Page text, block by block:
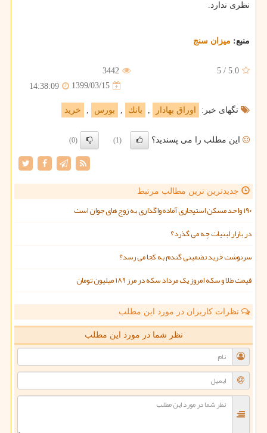
نظری ندارد.
منبع: میزان سنج
5.0
/
5
3442
1399/03/15
14:38:09
تگهای خبر: اوراق بهادار , بانك , بورس , خرید
این مطلب را می پسندید؟ (1)
(0)
جدیدترین ترین مطالب مرتبط
۱۹۰ واحد مسکن استیجاری آماده واگذاری به زوج های جوان است
در بازار لبنیات چه می گذرد؟
سرنوشت خرید تضمینی گندم به کجا می رسد؟
قیمت طلا و سکه امروز یک مرداد سکه در مرز ۱۸۹ میلیون تومان
نظرات کاربران در مورد این مطلب
نظر شما در مورد این مطلب